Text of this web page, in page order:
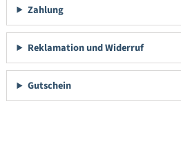
Zahlung
Reklamation und Widerruf
Gutschein